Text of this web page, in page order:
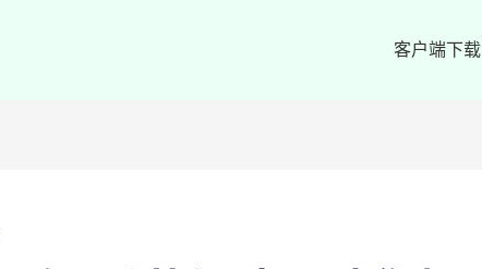
客户端下载